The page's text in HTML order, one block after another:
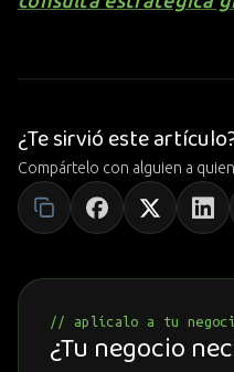
¿Te sirvió este
Compártelo con alguien a
// aplícalo a tu
¿Tu negocio